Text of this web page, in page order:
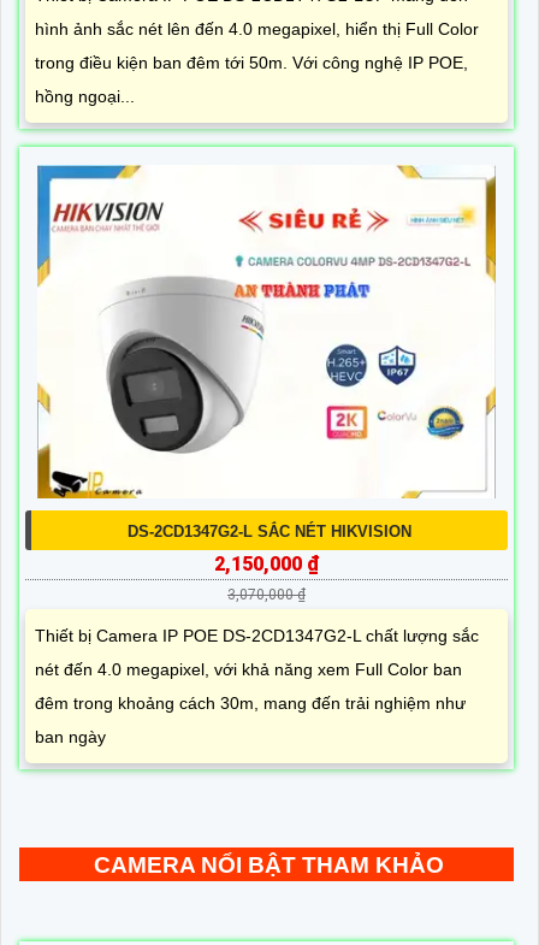
hình ảnh sắc nét lên đến 4.0 megapixel, hiển thị Full Color
trong điều kiện ban đêm tới 50m. Với công nghệ IP POE,
hồng ngoại...
DS-2CD1347G2-L SẮC NÉT HIKVISION
2,150,000 ₫
3,070,000 ₫
Thiết bị Camera IP POE DS-2CD1347G2-L chất lượng sắc
nét đến 4.0 megapixel, với khả năng xem Full Color ban
đêm trong khoảng cách 30m, mang đến trải nghiệm như
ban ngày
CAMERA NỔI BẬT THAM KHẢO